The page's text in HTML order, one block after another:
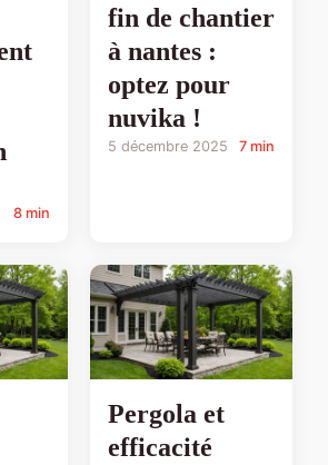
8 min
fin de chantier
à nantes :
optez pour
nuvika !
5 décembre 2025 7 min
Pergola et
efficacité